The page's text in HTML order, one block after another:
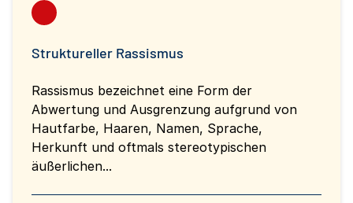
Struktureller Rassismus
Rassismus bezeichnet eine Form der
Abwertung und Ausgrenzung aufgrund von
Hautfarbe, Haaren, Namen, Sprache,
Herkunft und oftmals stereotypischen
äußerlichen...